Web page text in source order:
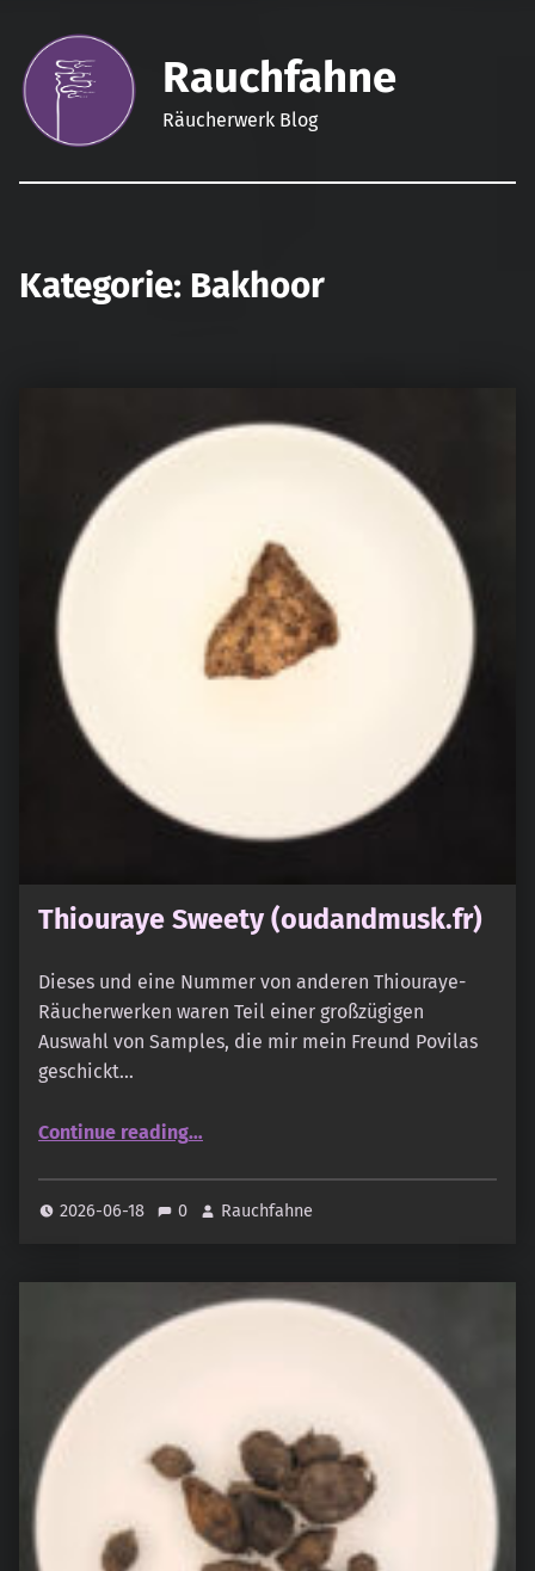
Rauchfahne
Räucherwerk Blog
Kategorie: Bakhoor
Thiouraye Sweety (oudandmusk.fr)
Dieses und eine Nummer von anderen Thiouraye-
Räucherwerken waren Teil einer großzügigen
Auswahl von Samples, die mir mein Freund Povilas
geschickt…
Continue reading…
2026-06-18 0 Rauchfahne